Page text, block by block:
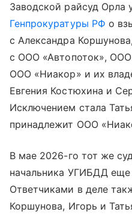
Заводской райсуд Орла
Генпрокуратуры РФ о
с Александра
с ООО «Автопоток», ООО
ООО «Ниакор» и их
Евгения Костюхина и
Исключением стала
принадлежит ООО
В мае 2026-го тот же
начальника УГИБДД
Ответчиками в деле
Коршунова, Игорь и